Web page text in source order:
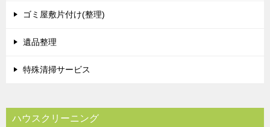
ゴミ屋敷片付け(整理)
遺品整理
特殊清掃サービス
ハウスクリーニング